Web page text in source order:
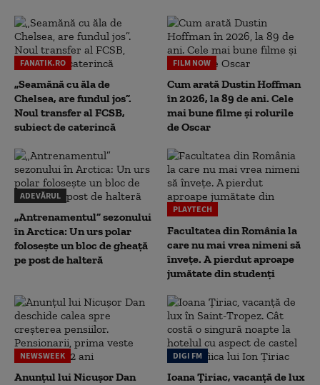
FANATIK.RO
„Seamănă cu ăla de
Chelsea, are fundul jos”.
Noul transfer al FCSB,
subiect de caterincă
FILM NOW
Cum arată Dustin Hoffman
în 2026, la 89 de ani. Cele
mai bune filme și rolurile
de Oscar
ADEVĂRUL
„Antrenamentul” sezonului
în Arctica: Un urs polar
folosește un bloc de gheață
pe post de halteră
PLAYTECH
Facultatea din România la
care nu mai vrea nimeni să
înveţe. A pierdut aproape
jumătate din studenţi
NEWSWEEK
Anunțul lui Nicușor Dan
DIGI FM
Ioana Țiriac, vacanță de lux